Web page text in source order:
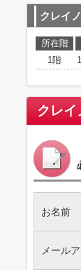
クレイ
所在階
1階
クレイ
お名前
メール